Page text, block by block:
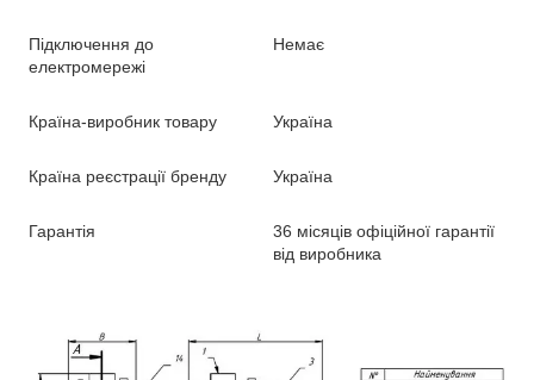
Підключення до
електромережі
Немає
Країна-виробник товару Україна
Країна реєстрації бренду Україна
Гарантія
36 місяців офіційної гарантії
від виробника